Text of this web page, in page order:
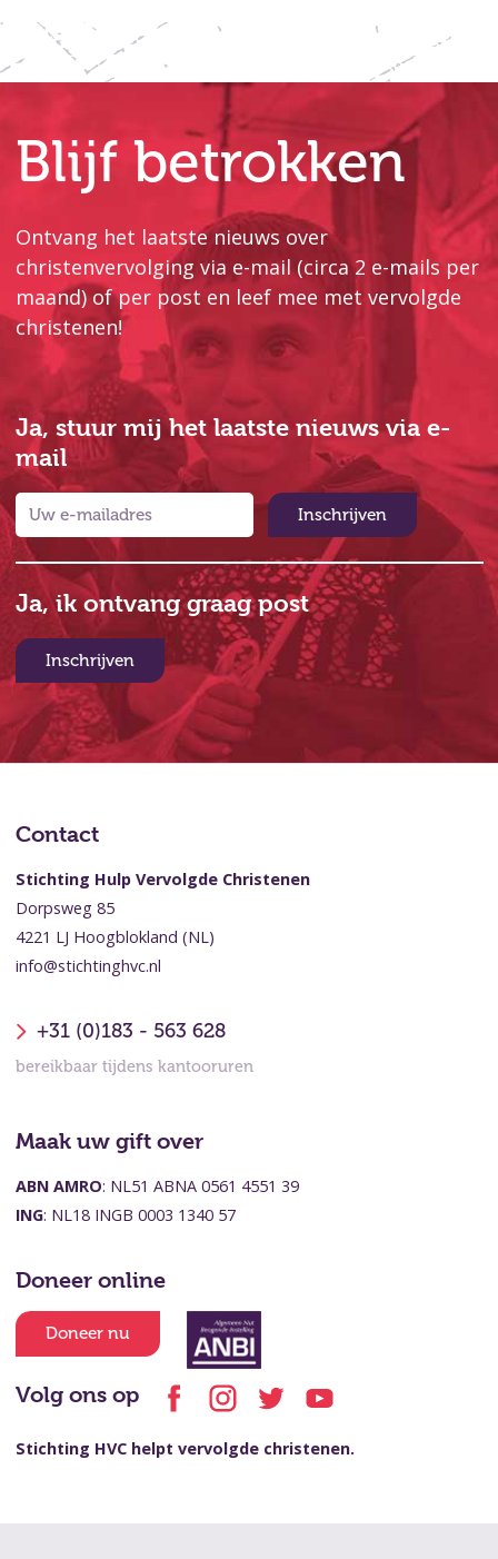
Blijf betrokken
Ontvang het laatste nieuws over
christenvervolging via e-mail (circa 2 e-mails per
maand) of per post en leef mee met vervolgde
christenen!
Ja, stuur mij het laatste nieuws via e-
mail
Inschrijven
Ja, ik ontvang graag post
Inschrijven
Contact
Stichting Hulp Vervolgde Christenen
Dorpsweg 85
4221 LJ Hoogblokland (NL)
info@stichtinghvc.nl
+31 (0)183 - 563 628
bereikbaar tijdens kantooruren
Maak uw gift over
ABN AMRO: NL51 ABNA 0561 4551 39
ING: NL18 INGB 0003 1340 57
Doneer online
Doneer nu
Volg ons op
Stichting HVC helpt vervolgde christenen.